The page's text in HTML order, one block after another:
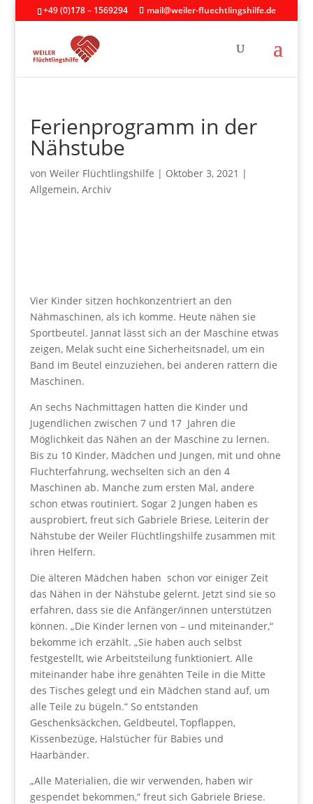
+49 (0)178 – 1569294 mail@weiler-fluechtlingshilfe.de
Ferienprogramm in der
Nähstube
von Weiler Flüchtlingshilfe | Oktober 3, 2021 |
Allgemein, Archiv
Vier Kinder sitzen hochkonzentriert an den
Nähmaschinen, als ich komme. Heute nähen sie
Sportbeutel. Jannat lässt sich an der Maschine etwas
zeigen, Melak sucht eine Sicherheitsnadel, um ein
Band im Beutel einzuziehen, bei anderen rattern die
Maschinen.
An sechs Nachmittagen hatten die Kinder und
Jugendlichen zwischen 7 und 17 Jahren die
Möglichkeit das Nähen an der Maschine zu lernen.
Bis zu 10 Kinder, Mädchen und Jungen, mit und ohne
Fluchterfahrung, wechselten sich an den 4
Maschinen ab. Manche zum ersten Mal, andere
schon etwas routiniert. Sogar 2 Jungen haben es
ausprobiert, freut sich Gabriele Briese, Leiterin der
Nähstube der Weiler Flüchtlingshilfe zusammen mit
ihren Helfern.
Die älteren Mädchen haben schon vor einiger Zeit
das Nähen in der Nähstube gelernt. Jetzt sind sie so
erfahren, dass sie die Anfänger/innen unterstützen
können. „Die Kinder lernen von – und miteinander,“
bekomme ich erzählt. „Sie haben auch selbst
festgestellt, wie Arbeitsteilung funktioniert. Alle
miteinander habe ihre genähten Teile in die Mitte
des Tisches gelegt und ein Mädchen stand auf, um
alle Teile zu bügeln.“ So entstanden
Geschenksäckchen, Geldbeutel, Topflappen,
Kissenbezüge, Halstücher für Babies und
Haarbänder.
„Alle Materialien, die wir verwenden, haben wir
gespendet bekommen,“ freut sich Gabriele Briese.